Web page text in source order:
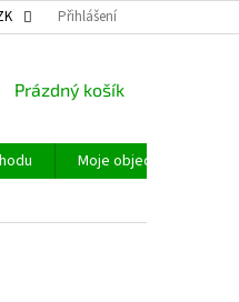
ℹ COOKIES
Přihlášení
NÁKUPNÍ
Prázdný košík
Moje objednávka